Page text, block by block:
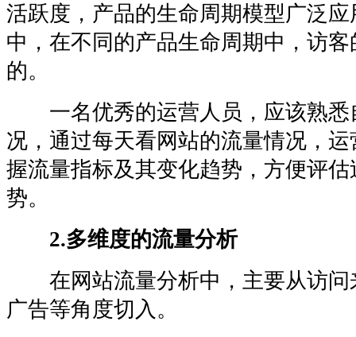
活跃度，产品的生命周期模型广泛
中，在不同的产品生命周期中，访
的。
一名优秀的运营人员，应该熟悉
况，通过每天看网站的流量情况，
握流量指标及其变化趋势，方便评
势。
2.多维度的流量分析
在网站流量分析中，主要从访问
广告等角度切入。